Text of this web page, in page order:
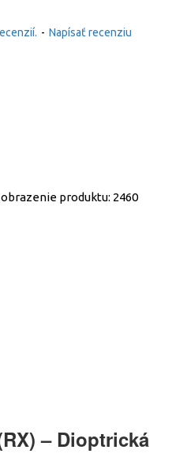
produktu: 2460
- Napísať recenziu
– Dioptrická